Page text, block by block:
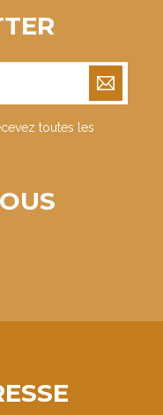
toutes les